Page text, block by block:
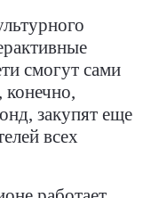
смогут сами
закупят еще
всех